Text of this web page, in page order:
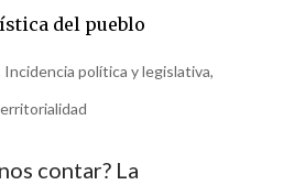
del pueblo
Incidencia política y legislativa,
contar? La